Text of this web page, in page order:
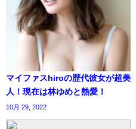
マイファスhiroの歴代彼女が超美
人！現在は林ゆめと熱愛！
10月 29, 2022